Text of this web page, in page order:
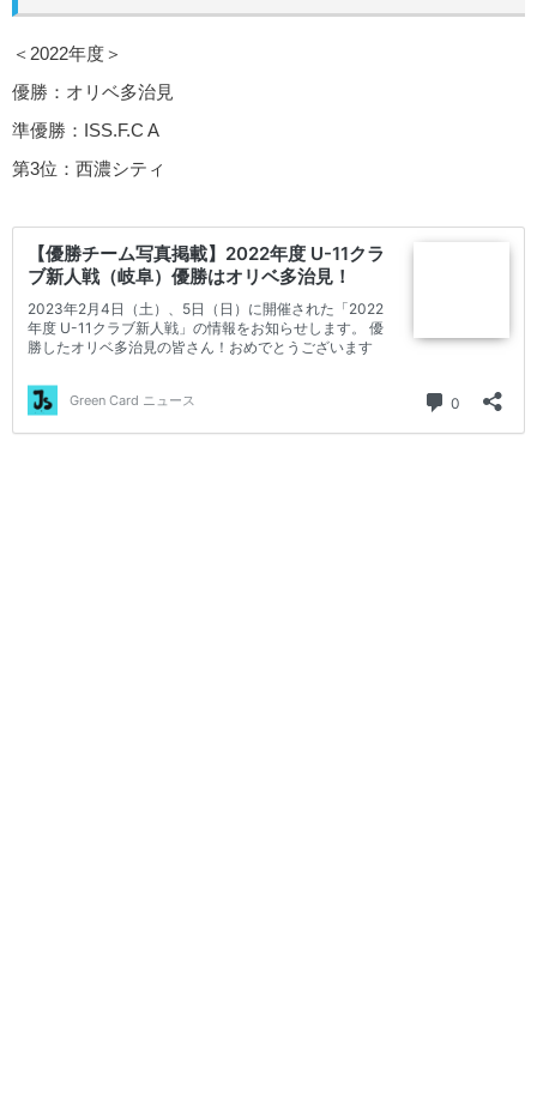
＜2022年度＞
優勝：オリベ多治見
準優勝：ISS.F.C A
第3位：西濃シティ